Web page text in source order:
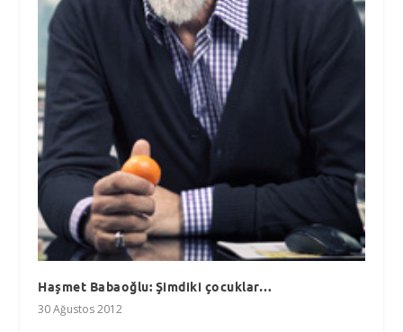
Haşmet Babaoğlu: Şimdiki çocuklar…
30 Ağustos 2012